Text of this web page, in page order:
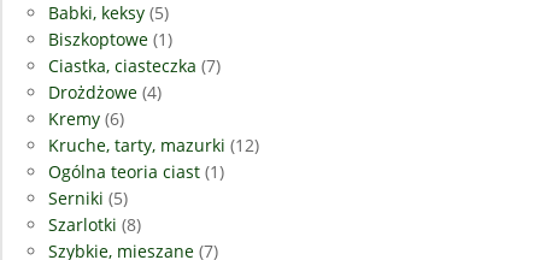
Babki, keksy (5)
Biszkoptowe (1)
Ciastka, ciasteczka (7)
Drożdżowe (4)
Kremy (6)
Kruche, tarty, mazurki (12)
Ogólna teoria ciast (1)
Serniki (5)
Szarlotki (8)
Szybkie, mieszane (7)